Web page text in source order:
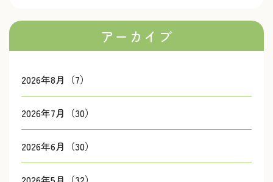
アーカイブ
2026年8月（7）
2026年7月（30）
2026年6月（30）